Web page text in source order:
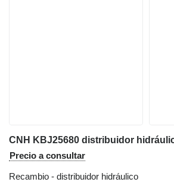
Precio a consultar
Recambio - distribuidor hidráulico